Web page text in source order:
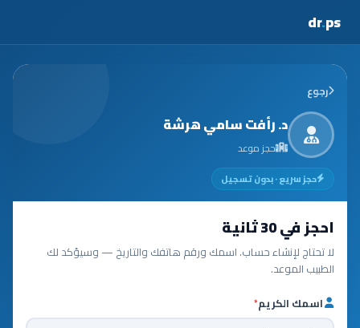
dr.ps
رجوع
د. رأفت سامي هرشة
حجز موعد
حجز سريع · بدون تسجيل
احجز في 30 ثانية
لا تحتاج لإنشاء حساب. اسمك ورقم هاتفك والتاريخ — وسيؤكد لك
الطبيب الموعد.
اسمك الكريم*